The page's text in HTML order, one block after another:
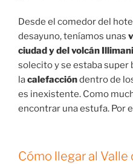
Desde el comedor del
desayuno, teníamos unas
ciudad y del volcán Illimani
solecito y se estaba super
lacalefaccióndentro de
es inexistente. Como
encontrar una estufa. Por
Cómo llegar al Valle